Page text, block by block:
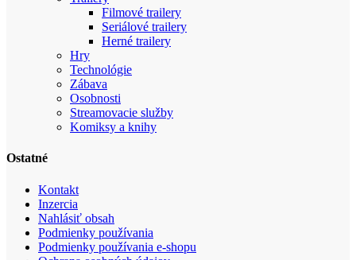
Filmové trailery
Seriálové trailery
Herné trailery
Hry
Technológie
Zábava
Osobnosti
Streamovacie služby
Komiksy a knihy
Ostatné
Kontakt
Inzercia
Nahlásiť obsah
Podmienky používania
Podmienky používania e-shopu